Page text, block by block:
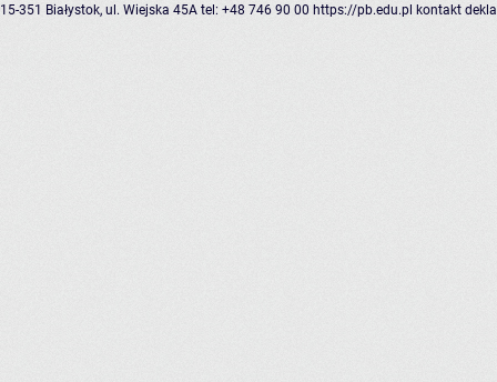
15-351 Białystok, ul. Wiejska 45A tel: +48 746 90 00 https://pb.edu.pl kontakt